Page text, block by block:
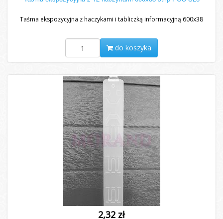
Taśma ekspozycyjna z haczykami i tabliczką informacyjną 600x38
do koszyka
2,32 zł